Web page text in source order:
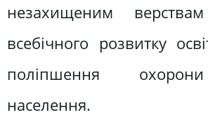
незахищеним
всебічного розвитку
поліпшення
населення.